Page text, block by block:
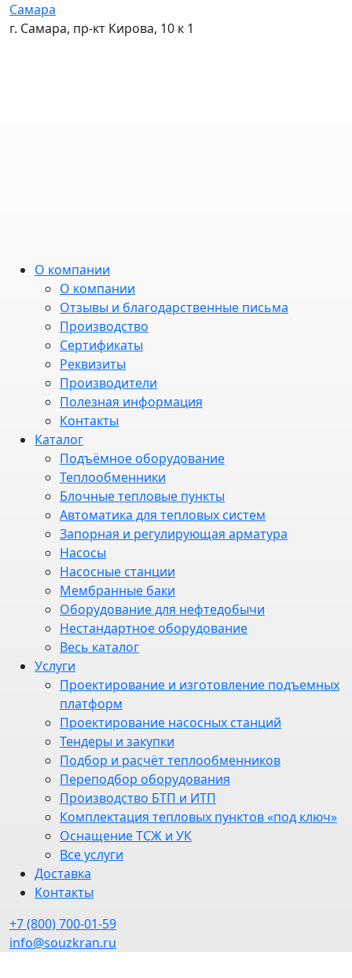
Самара
г. Самара, пр-кт Кирова, 10 к 1
О компании
О компании
Отзывы и благодарственные письма
Производство
Сертификаты
Реквизиты
Производители
Полезная информация
Контакты
Каталог
Подъёмное оборудование
Теплообменники
Блочные тепловые пункты
Автоматика для тепловых систем
Запорная и регулирующая арматура
Насосы
Насосные станции
Мембранные баки
Оборудование для нефтедобычи
Нестандартное оборудование
Весь каталог
Услуги
Проектирование и изготовление подъемных
платформ
Проектирование насосных станций
Тендеры и закупки
Подбор и расчёт теплообменников
Переподбор оборудования
Производство БТП и ИТП
Комплектация тепловых пунктов «под ключ»
Оснащение ТСЖ и УК
Все услуги
Доставка
Контакты
+7 (800) 700-01-59
info@souzkran.ru